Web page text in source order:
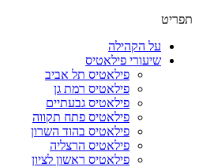
תפריט
על הקהילה
שיעורי פילאטיס
פילאטיס תל אביב
פילאטיס רמת גן
פילאטיס גבעתיים
פילאטיס פתח תקווה
פילאטיס בהוד השרון
פילאטיס הרצליה
פילאטיס ראשון לציון